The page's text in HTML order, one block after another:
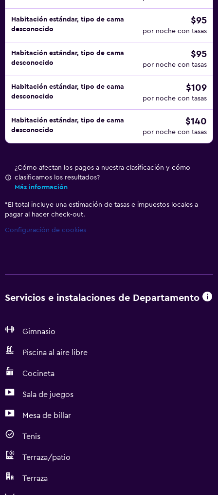
Habitación estándar, tipo de cama
desconocido
$95
por noche con tasas
Habitación estándar, tipo de cama
desconocido
$95
por noche con tasas
Habitación estándar, tipo de cama
desconocido
$109
por noche con tasas
Habitación estándar, tipo de cama
desconocido
$140
por noche con tasas
¿Cómo afectan los pagos a nuestra clasificación y cómo
clasificamos los resultados?
Más información
* El total incluye una estimación de tasas e impuestos locales a
pagar al hacer check-out.
Configuración de cookies
Servicios e instalaciones de Departamento
Gimnasio
Piscina al aire libre
Cocineta
Sala de juegos
Mesa de billar
Tenis
Terraza/patio
Terraza